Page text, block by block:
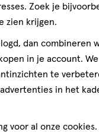
Er
Curler
Zoek je
zien krijgen.
dan combineren
in je account.
te
in het
voor al onze cookies.